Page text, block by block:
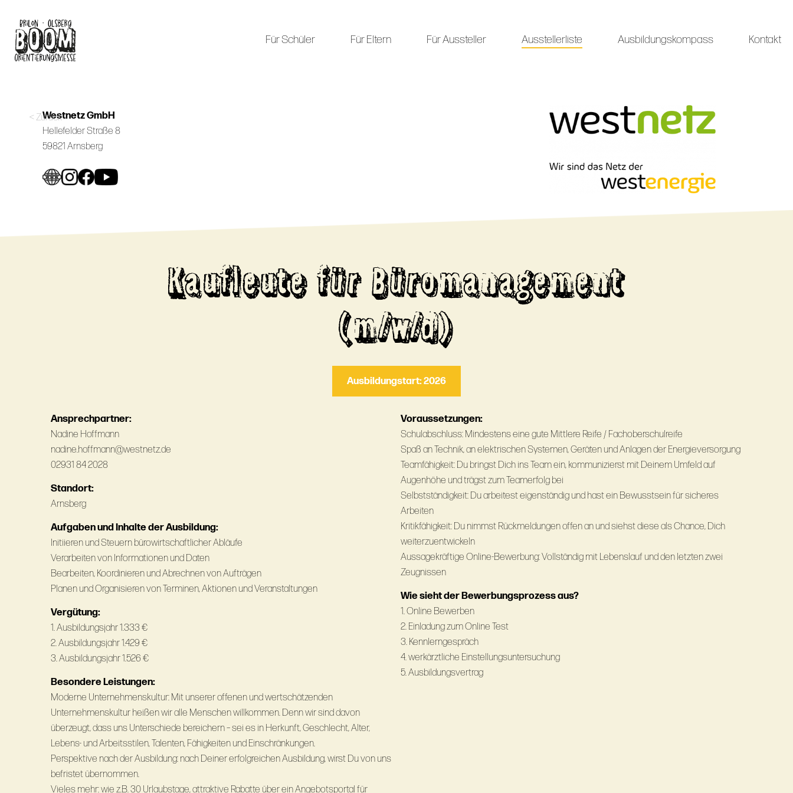
content
Für Schüler Für Eltern Für Aussteller Ausstellerliste Ausbildungskompass Kontakt
< Zurück
Westnetz GmbH
Hellefelder Straße 8
59821 Arnsberg
Kaufleute für Büromanagement
(m/w/d)
Ausbildungstart: 2026
Ansprechpartner:
Nadine Hoffmann
nadine.hoffmann@westnetz.de
02931 84 2028
Standort:
Arnsberg
Aufgaben und Inhalte der Ausbildung:
Initiieren und Steuern bürowirtschaftlicher Abläufe
Verarbeiten von Informationen und Daten
Bearbeiten, Koordinieren und Abrechnen von Aufträgen
Planen und Organisieren von Terminen, Aktionen und Veranstaltungen
Vergütung:
1. Ausbildungsjahr 1.333 €
2. Ausbildungsjahr 1.429 €
3. Ausbildungsjahr 1.526 €
Besondere Leistungen:
Moderne Unternehmenskultur: Mit unserer offenen und wertschätzenden
Unternehmenskultur heißen wir alle Menschen willkommen. Denn wir sind davon
überzeugt, dass uns Unterschiede bereichern – sei es in Herkunft, Geschlecht, Alter,
Lebens- und Arbeitsstilen, Talenten, Fähigkeiten und Einschränkungen.
Perspektive nach der Ausbildung: nach Deiner erfolgreichen Ausbildung, wirst Du von uns
befristet übernommen.
Vieles mehr: wie z.B. 30 Urlaubstage, attraktive Rabatte über ein Angebotsportal für
Voraussetzungen:
Schulabschluss: Mindestens eine gute Mittlere Reife / Fachoberschulreife
Spaß an Technik, an elektrischen Systemen, Geräten und Anlagen der Energieversorgung
Teamfähigkeit: Du bringst Dich ins Team ein, kommunizierst mit Deinem Umfeld auf
Augenhöhe und trägst zum Teamerfolg bei
Selbstständigkeit: Du arbeitest eigenständig und hast ein Bewusstsein für sicheres
Arbeiten
Kritikfähigkeit: Du nimmst Rückmeldungen offen an und siehst diese als Chance, Dich
weiterzuentwickeln
Aussagekräftige Online-Bewerbung: Vollständig mit Lebenslauf und den letzten zwei
Zeugnissen
Wie sieht der Bewerbungsprozess aus?
1. Online Bewerben
2. Einladung zum Online Test
3. Kennlerngespräch
4. werkärztliche Einstellungsuntersuchung
5. Ausbildungsvertrag